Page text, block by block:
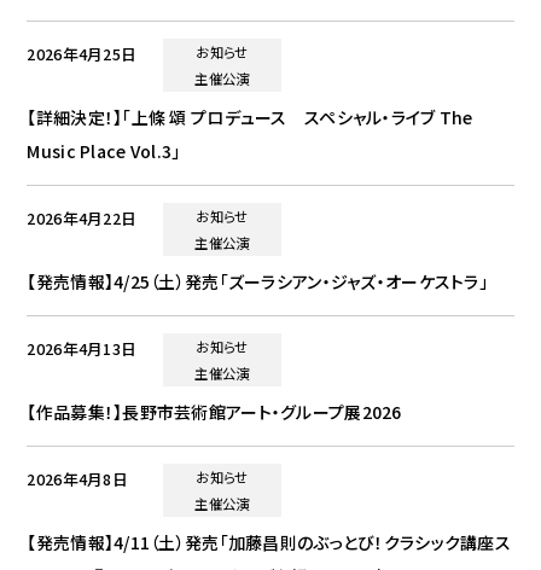
2026年4月25日
お知らせ
主催公演
【詳細決定！】「上條 頌 プロデュース スペシャル・ライブ The
Music Place Vol.3」
2026年4月22日
お知らせ
主催公演
【発売情報】4/25（土）発売「ズーラシアン・ジャズ・オーケストラ」
2026年4月13日
お知らせ
主催公演
【作品募集！】長野市芸術館アート・グループ展2026
2026年4月8日
お知らせ
主催公演
【発売情報】4/11（土）発売「加藤昌則のぶっとび！クラシック講座ス